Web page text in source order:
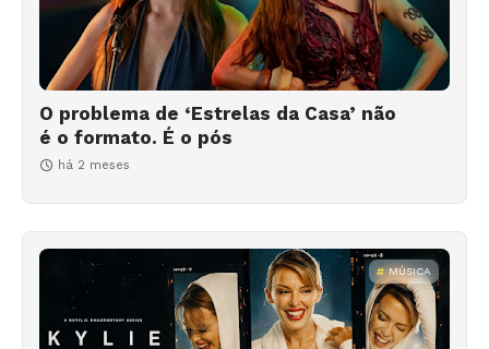
O problema de ‘Estrelas da Casa’ não
é o formato. É o pós
há 2 meses
MÚSICA